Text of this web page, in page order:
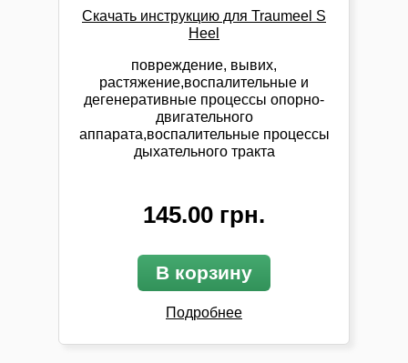
Скачать инструкцию для Traumeel S
Heel
повреждение, вывих,
растяжение,воспалительные и
дегенеративные процессы опорно-
двигательного
аппарата,воспалительные процессы
дыхательного тракта
145.00 грн.
В корзину
Подробнее